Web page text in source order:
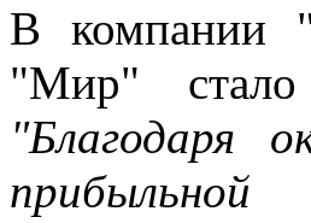
В компании
"Мир"
"Благодаря